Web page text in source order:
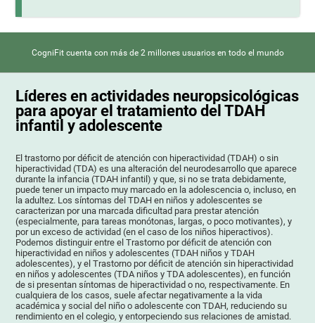
CogniFit cuenta con más de 2 millones usuarios en todo el mundo
Líderes en actividades neuropsicológicas
para apoyar el tratamiento del TDAH
infantil y adolescente
El trastorno por déficit de atención con hiperactividad (TDAH) o sin
hiperactividad (TDA) es una alteración del neurodesarrollo que aparece
durante la infancia (TDAH infantil) y que, si no se trata debidamente,
puede tener un impacto muy marcado en la adolescencia o, incluso, en
la adultez. Los síntomas del TDAH en niños y adolescentes se
caracterizan por una marcada dificultad para prestar atención
(especialmente, para tareas monótonas, largas, o poco motivantes), y
por un exceso de actividad (en el caso de los niños hiperactivos).
Podemos distinguir entre el Trastorno por déficit de atención con
hiperactividad en niños y adolescentes (TDAH niños y TDAH
adolescentes), y el Trastorno por déficit de atención sin hiperactividad
en niños y adolescentes (TDA niños y TDA adolescentes), en función
de si presentan síntomas de hiperactividad o no, respectivamente. En
cualquiera de los casos, suele afectar negativamente a la vida
académica y social del niño o adolescente con TDAH, reduciendo su
rendimiento en el colegio, y entorpeciendo sus relaciones de amistad.